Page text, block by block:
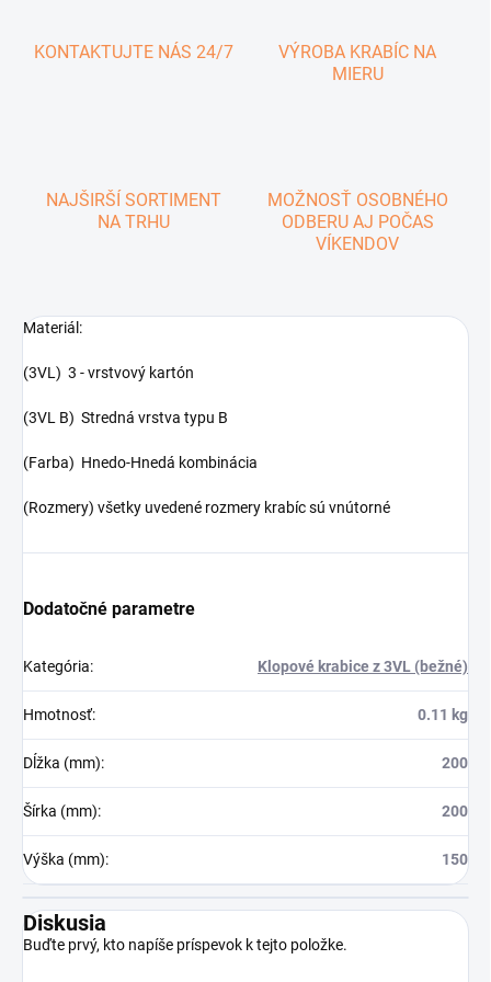
KONTAKTUJTE NÁS 24/7
VÝROBA KRABÍC NA
MIERU
NAJŠIRŠÍ SORTIMENT
NA TRHU
MOŽNOSŤ OSOBNÉHO
ODBERU AJ POČAS
VÍKENDOV
Materiál:
(3VL) 3 - vrstvový kartón
(3VL B) Stredná vrstva typu B
(Farba) Hnedo-Hnedá kombinácia
(Rozmery) všetky uvedené rozmery krabíc sú vnútorné
Dodatočné parametre
Kategória: Klopové krabice z 3VL (bežné)
Hmotnosť: 0.11 kg
Dĺžka (mm): 200
Šírka (mm): 200
Výška (mm): 150
Diskusia
Buďte prvý, kto napíše príspevok k tejto položke.